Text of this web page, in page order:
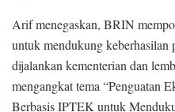
Arif menegaskan, BRIN
untuk mendukung keberhasilan
dijalankan kementerian dan
mengangkat tema “Penguatan
Berbasis IPTEK untuk